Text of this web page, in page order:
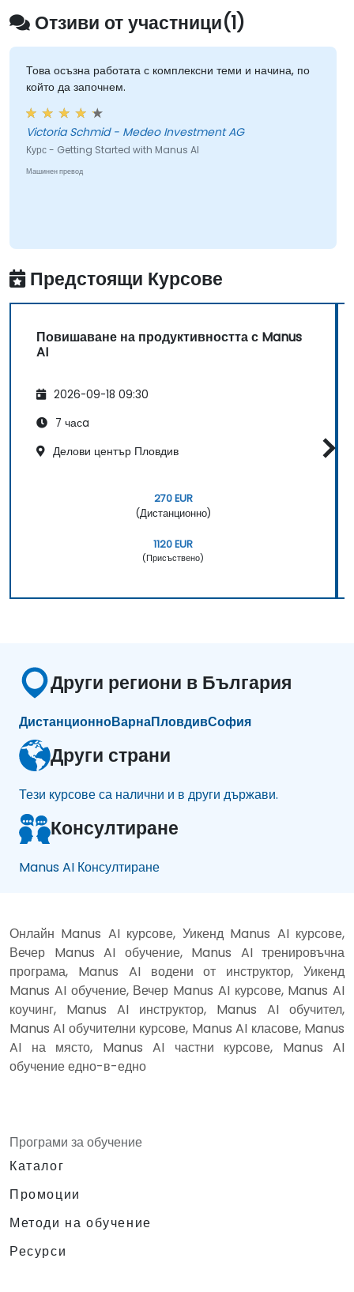
Осигуряват поверителност и сигурност на
данните при използване на автоматизация,
задвижвана от AI.
Отзиви от участници(1)
Това осъзна работата с комплексни теми и начина, по
който да започнем.
Victoria Schmid - Medeo Investment AG
Курс - Getting Started with Manus AI
Машинен превод
Предстоящи Курсове
Повишаване на продуктивността с Manus
AI
2026-09-18 09:30
7 часa
Делови център Пловдив
270 EUR
(Дистанционно)
1120 EUR
(Присъствено)
Други региони в България
ДистанционноВарнаПловдивСофия
Други страни
Тези курсове са налични и в други държави.
Консултиране
Manus AI Консултиране
Онлайн Manus AI курсове, Уикенд Manus AI курсове,
Вечер Manus AI обучение, Manus AI тренировъчна
програма, Manus AI водени от инструктор, Уикенд
Manus AI обучение, Вечер Manus AI курсове, Manus AI
коучинг, Manus AI инструктор, Manus AI обучител,
Manus AI обучителни курсове, Manus AI класове, Manus
AI на място, Manus AI частни курсове, Manus AI
обучение едно-в-едно
Програми за обучение
Каталог
Промоции
Методи на обучение
Ресурси